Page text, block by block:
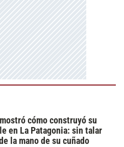
cómo construyó su
en La Patagonia: sin talar
la mano de su cuñado